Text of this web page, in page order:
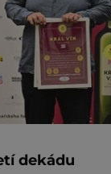
dekádu